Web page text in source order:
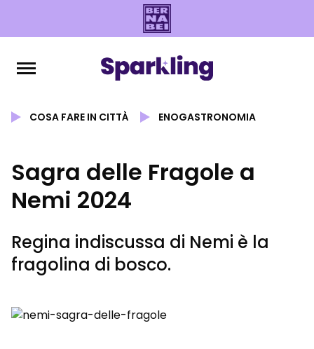
COSA FARE IN CITTÀ ENOGASTRONOMIA
Sagra delle Fragole a
Nemi 2024
Regina indiscussa di Nemi è la
fragolina di bosco.